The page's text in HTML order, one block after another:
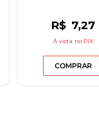
R$ 7,27
À vista no PIX
COMPRAR